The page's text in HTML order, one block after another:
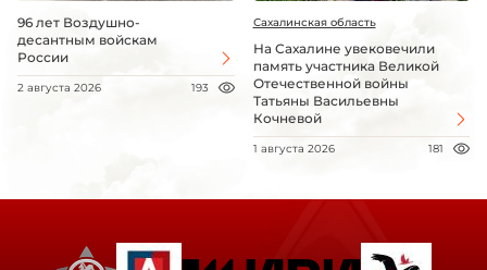
96 лет Воздушно-
десантным войскам
России
2 августа 2026 193
Сахалинская область
На Сахалине увековечили
память участника Великой
Отечественной войны
Татьяны Васильевны
Кочневой
1 августа 2026 181